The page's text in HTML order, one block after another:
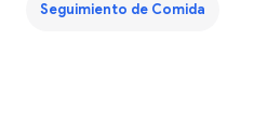
Seguimiento de Comida